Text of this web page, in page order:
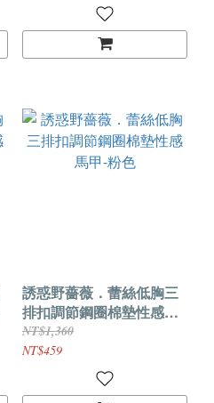
誘惑野薔薇．蕾絲低胸三
排扣調節鋼圈棉墊性感馬
甲-粉色
NT$1,360
NT$459